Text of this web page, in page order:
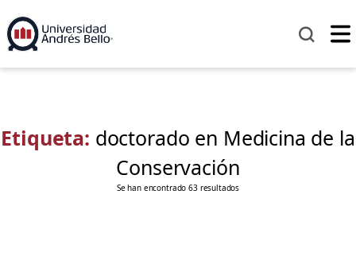
Etiqueta: doctorado en Medicina de la
Conservación
Se han encontrado 63 resultados